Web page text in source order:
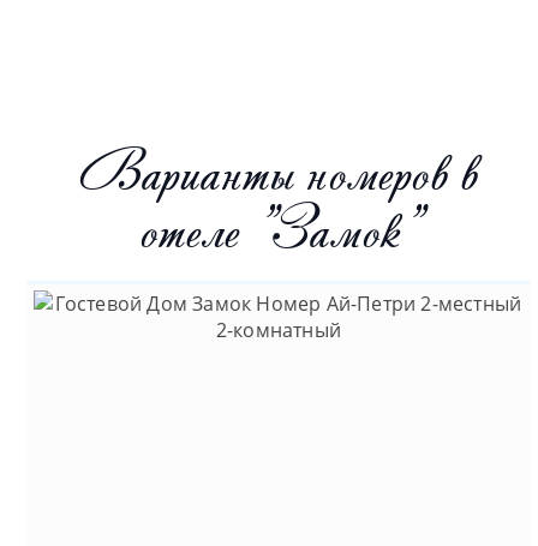
Варианты номеров в
отеле "Замок"